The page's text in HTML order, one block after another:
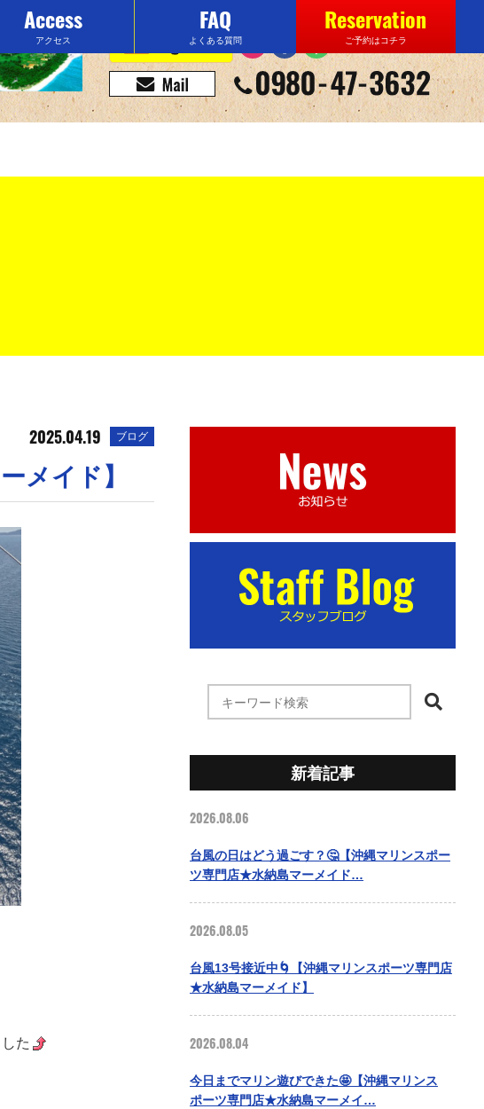
Access
アクセス
FAQ
よくある質問
Reservation
ご予約はコチラ
2025.04.19 ブログ
メイド】
た
新着記事
2026.08.06
台風の日はどう過ごす？🤔【沖縄マリンスポー
ツ専門店★水納島マーメイド…
2026.08.05
台風13号接近中🌀【沖縄マリンスポーツ専門店
★水納島マーメイド】
2026.08.04
今日までマリン遊びできた🤩【沖縄マリンス
ポーツ専門店★水納島マーメイ…